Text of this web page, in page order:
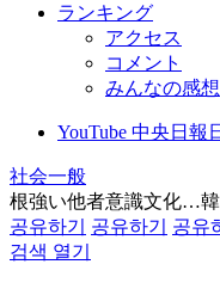
ランキング
アクセス
コメント
みんなの感想
YouTube 中央日報
社会一般
根強い他者意識文化…韓
공유하기
공유하기
공유
검색 열기